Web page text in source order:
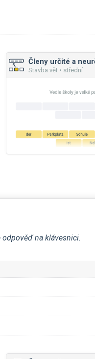
Členy určité a
Stavba vět • střední
odpověď na klávesnici.